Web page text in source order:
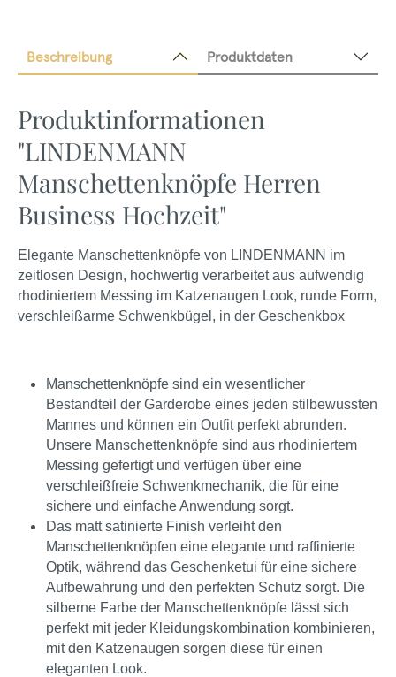
Beschreibung Produktdaten
Produktinformationen
"LINDENMANN
Manschettenknöpfe Herren
Business Hochzeit"
Elegante Manschettenknöpfe von LINDENMANN im
zeitlosen Design, hochwertig verarbeitet aus aufwendig
rhodiniertem Messing im Katzenaugen Look, runde Form,
verschleißarme Schwenkbügel, in der Geschenkbox
Manschettenknöpfe sind ein wesentlicher
Bestandteil der Garderobe eines jeden stilbewussten
Mannes und können ein Outfit perfekt abrunden.
Unsere Manschettenknöpfe sind aus rhodiniertem
Messing gefertigt und verfügen über eine
verschleißfreie Schwenkmechanik, die für eine
sichere und einfache Anwendung sorgt.
Das matt satinierte Finish verleiht den
Manschettenknöpfen eine elegante und raffinierte
Optik, während das Geschenketui für eine sichere
Aufbewahrung und den perfekten Schutz sorgt. Die
silberne Farbe der Manschettenknöpfe lässt sich
perfekt mit jeder Kleidungskombination kombinieren,
mit den Katzenaugen sorgen diese für einen
eleganten Look.